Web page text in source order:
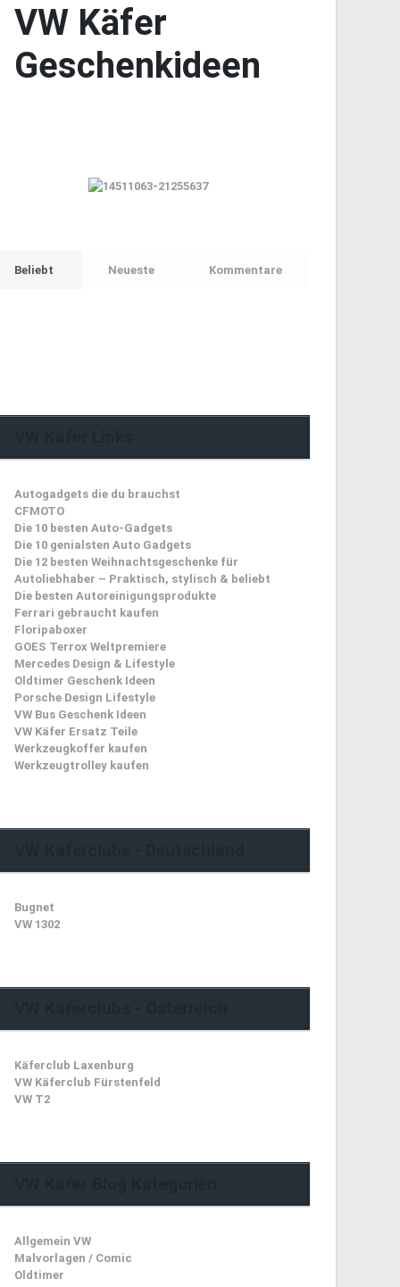
VW Käfer
Geschenkideen
Beliebt Neueste Kommentare
Autogadgets die du brauchst
CFMOTO
Die 10 besten Auto-Gadgets
Die 10 genialsten Auto Gadgets
Die 12 besten Weihnachtsgeschenke für
Autoliebhaber – Praktisch, stylisch & beliebt
Die besten Autoreinigungsprodukte
Ferrari gebraucht kaufen
Floripaboxer
GOES Terrox Weltpremiere
Mercedes Design & Lifestyle
Oldtimer Geschenk Ideen
Porsche Design Lifestyle
VW Bus Geschenk Ideen
VW Käfer Ersatz Teile
Werkzeugkoffer kaufen
Werkzeugtrolley kaufen
Bugnet
VW 1302
Käferclub Laxenburg
VW Käferclub Fürstenfeld
VW T2
Allgemein VW
Malvorlagen / Comic
Oldtimer